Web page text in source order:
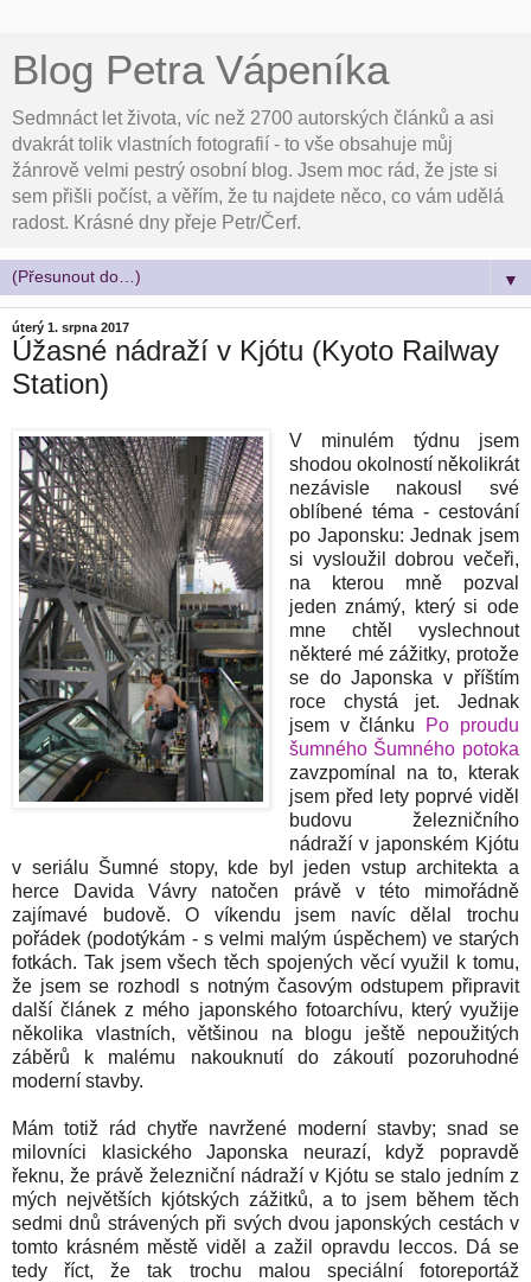
Blog Petra Vápeníka
Sedmnáct let života, víc než 2700 autorských článků a asi
dvakrát tolik vlastních fotografií - to vše obsahuje můj
žánrově velmi pestrý osobní blog. Jsem moc rád, že jste si
sem přišli počíst, a věřím, že tu najdete něco, co vám udělá
radost. Krásné dny přeje Petr/Čerf.
▼
úterý 1. srpna 2017
Úžasné nádraží v Kjótu (Kyoto Railway
Station)
V minulém týdnu jsem
shodou okolností několikrát
nezávisle nakousl své
oblíbené téma - cestování
po Japonsku: Jednak jsem
si vysloužil dobrou večeři,
na kterou mně pozval
jeden známý, který si ode
mne chtěl vyslechnout
některé mé zážitky, protože
se do Japonska v příštím
roce chystá jet. Jednak
jsem v článku
Po proudu
šumného Šumného potoka
zavzpomínal na to, kterak
jsem před lety poprvé viděl
budovu železničního
nádraží v japonském Kjótu
v seriálu Šumné stopy, kde byl jeden vstup architekta a
herce Davida Vávry natočen právě v této mimořádně
zajímavé budově. O víkendu jsem navíc dělal trochu
pořádek (podotýkám - s velmi malým úspěchem) ve starých
fotkách. Tak jsem všech těch spojených věcí využil k tomu,
že jsem se rozhodl s notným časovým odstupem připravit
další článek z mého japonského fotoarchívu, který využije
několika vlastních, většinou na blogu ještě nepoužitých
záběrů k malému nakouknutí do zákoutí pozoruhodné
moderní stavby.
Mám totiž rád chytře navržené moderní stavby; snad se
milovníci klasického Japonska neurazí, když popravdě
řeknu, že právě železniční nádraží v Kjótu se stalo jedním z
mých největších kjótských zážitků, a to jsem během těch
sedmi dnů strávených při svých dvou japonských cestách v
tomto krásném městě viděl a zažil opravdu leccos. Dá se
tedy říct, že tak trochu malou speciální fotoreportáž